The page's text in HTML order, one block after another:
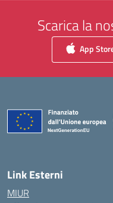
Scarica la
App
Link Esterni
MIUR